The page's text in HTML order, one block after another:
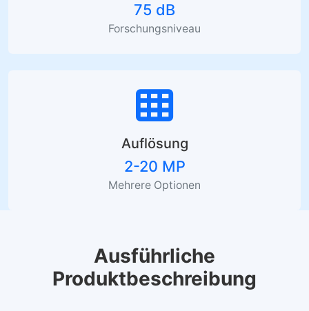
75 dB
Forschungsniveau
Auflösung
2-20 MP
Mehrere Optionen
Ausführliche
Produktbeschreibung